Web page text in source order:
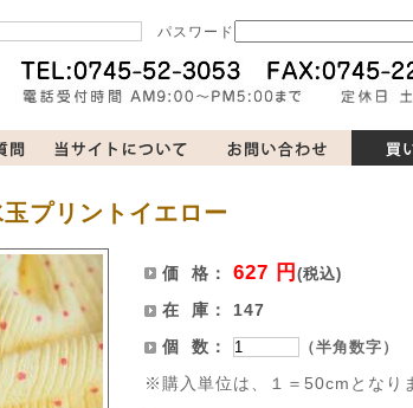
パスワード
い物カゴ
プリントイエロー
価 格： 627 円 (税込)
在 庫： 147
個 数：
（半角数字）
※購入単位は、１＝50cmとなり